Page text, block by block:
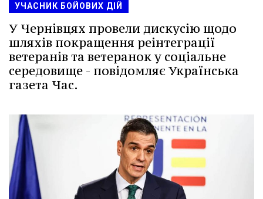
УЧАСНИК БОЙОВИХ ДІЙ
У Чернівцях провели дискусію щодо
шляхів покращення реінтеграції
ветеранів та ветеранок у соціальне
середовище - повідомляє Українська
газета Час.